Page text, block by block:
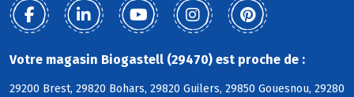
Votre magasin Biogastell (29470) est proche de :
29200 Brest, 29820 Bohars, 29820 Guilers, 29850 Gouesnou, 29280